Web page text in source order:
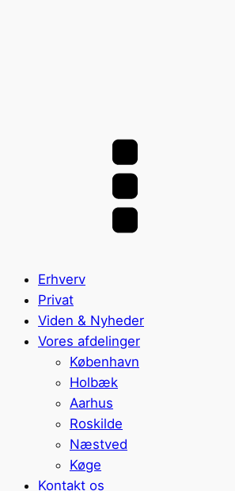
Erhverv
Privat
Viden & Nyheder
Vores afdelinger
København
Holbæk
Aarhus
Roskilde
Næstved
Køge
Kontakt os